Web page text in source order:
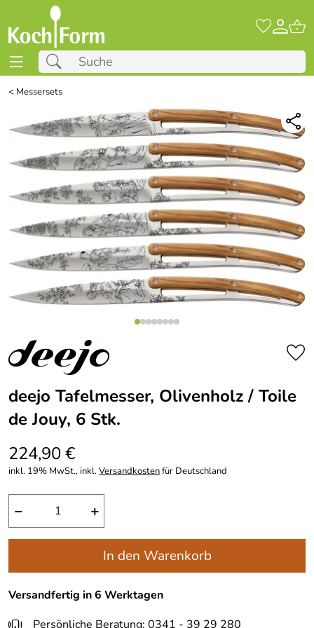
< Messersets
deejo Tafelmesser, Olivenholz / Toile
de Jouy, 6 Stk.
224,90 €
inkl. 19% MwSt., inkl.Versandkostenfür Deutschland
− +
In den Warenkorb
Versandfertig in 6 Werktagen
Persönliche Beratung: 0341 - 39 29 280